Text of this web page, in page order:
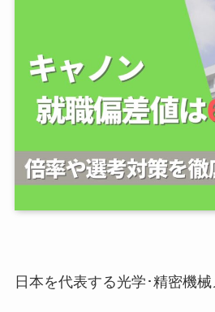
日本を代表する光学･精密機械